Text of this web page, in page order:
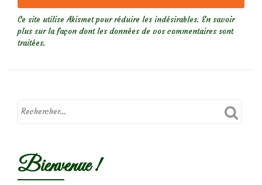
Ce site utilise Akismet pour réduire les indésirables. En savoir
plus sur la façon dont les données de vos commentaires sont
traitées.
Bienvenue !